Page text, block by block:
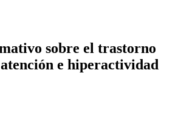
sobre el trastorno
e hiperactividad